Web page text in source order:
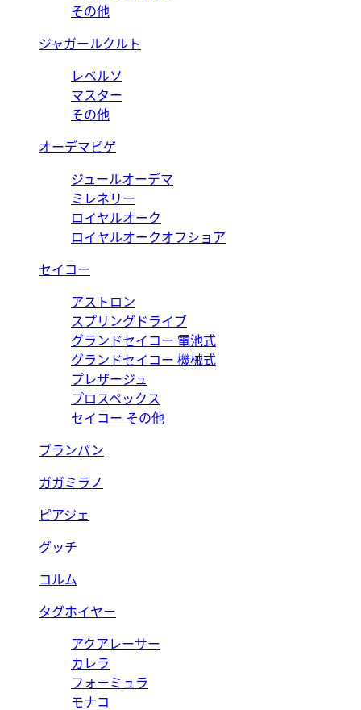
その他
ジャガールクルト
レベルソ
マスター
その他
オーデマピゲ
ジュールオーデマ
ミレネリー
ロイヤルオーク
ロイヤルオークオフショア
セイコー
アストロン
スプリングドライブ
グランドセイコー 電池式
グランドセイコー 機械式
プレザージュ
プロスペックス
セイコー その他
ブランパン
ガガミラノ
ピアジェ
グッチ
コルム
タグホイヤー
アクアレーサー
カレラ
フォーミュラ
モナコ